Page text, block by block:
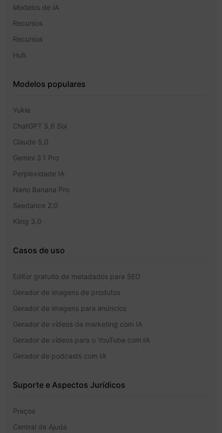
Modelos de IA
Recursos
Recursos
Hub
Modelos populares
Yukie
ChatGPT 5,6 Sol
Claude 5,0
Gemini 3.1 Pro
Perplexidade IA
Nano Banana Pro
Seedance 2.0
Kling 3.0
Casos de uso
Editor gratuito de metadados para SEO
Gerador de imagens de produtos
Gerador de imagens para anúncios
Gerador de vídeos de marketing com IA
Gerador de vídeos para o YouTube com IA
Gerador de podcasts com IA
Suporte e Aspectos Jurídicos
Preços
Central de Ajuda